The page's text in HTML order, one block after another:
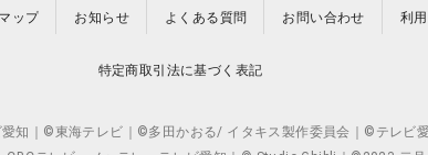
ップ お知らせ よくある質問 お問い合わせ 利
特定商取引法に基づく表記
知｜©東海テレビ｜©多田かおる/ イタキス製作委員会｜©テレビ